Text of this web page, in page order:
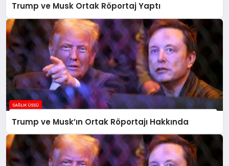
Trump ve Musk Ortak Röportaj Yaptı
Trump ve Musk’ın Ortak Röportajı Hakkında